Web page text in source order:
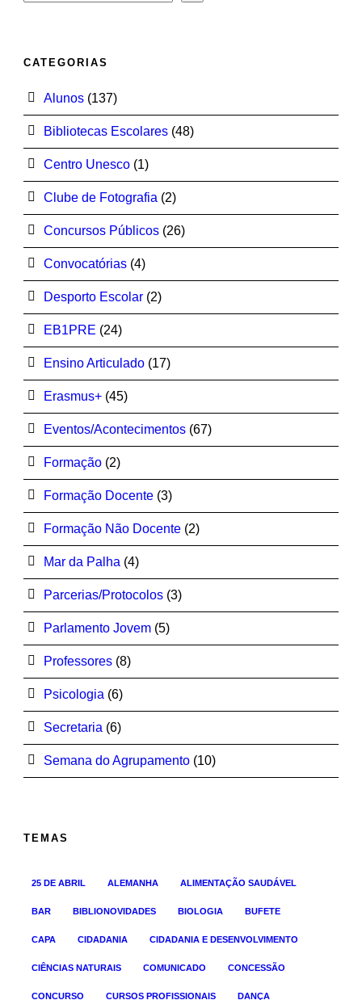
CATEGORIAS
Alunos (137)
Bibliotecas Escolares (48)
Centro Unesco (1)
Clube de Fotografia (2)
Concursos Públicos (26)
Convocatórias (4)
Desporto Escolar (2)
EB1PRE (24)
Ensino Articulado (17)
Erasmus+ (45)
Eventos/Acontecimentos (67)
Formação (2)
Formação Docente (3)
Formação Não Docente (2)
Mar da Palha (4)
Parcerias/Protocolos (3)
Parlamento Jovem (5)
Professores (8)
Psicologia (6)
Secretaria (6)
Semana do Agrupamento (10)
TEMAS
25 DE ABRIL ALEMANHA ALIMENTAÇÃO SAUDÁVEL
BAR BIBLIONOVIDADES BIOLOGIA BUFETE
CAPA CIDADANIA CIDADANIA E DESENVOLVIMENTO
CIÊNCIAS NATURAIS COMUNICADO CONCESSÃO
CONCURSO CURSOS PROFISSIONAIS DANÇA